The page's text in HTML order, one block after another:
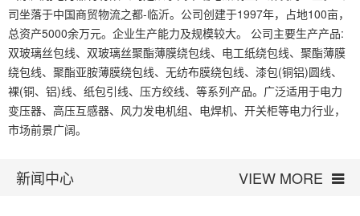
司坐落于中国商贸物流之都-临沂。公司创建于1997年，占地100亩，
总资产5000余万元。企业生产能力及规模较大。 公司主要生产产品:
双玻璃丝包线、双玻璃丝聚酯薄膜绕包线、电工纸绕包线、聚酯薄膜
绕包线、聚酯亚胺薄膜绕包线、无纺布膜绕包线、漆包(铜铝)圆线、
裸(铜、铝)线、纸包引线、压方绞线、等系列产品。广泛适用于电力
变压器、高压互感器、风力发电机组、电焊机、开关柜等电力行业，
市场前景广阔。
新闻中心 VIEW MORE